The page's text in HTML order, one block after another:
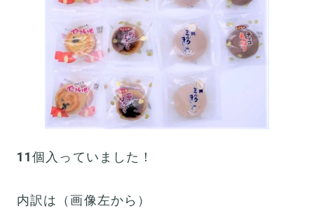
11個入っていました！
内訳は（画像左から）